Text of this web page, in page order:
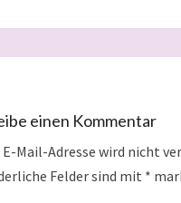
einen Kommentar
E-Mail-Adresse wird nicht
Felder sind mit *